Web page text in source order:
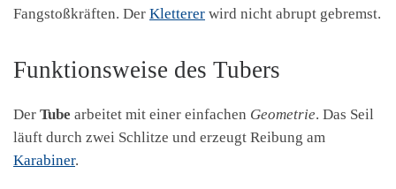
Fangstoßkräften. Der Kletterer wird nicht abrupt gebremst.
Funktionsweise des Tubers
Der Tube arbeitet mit einer einfachen Geometrie. Das Seil
läuft durch zwei Schlitze und erzeugt Reibung am
Karabiner.